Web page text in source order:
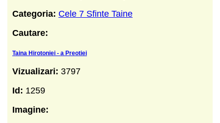
Categoria: Cele 7 Sfinte Taine
Cautare:
Taina Hirotoniei - a Preotiei
Vizualizari: 3797
Id: 1259
Imagine: